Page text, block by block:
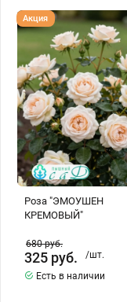
Роза
"ЭМОУШЕН
КРЕМОВЫЙ"
Роза "ЭМОУШЕН
КРЕМОВЫЙ"
Акция
680руб.
325 руб.
/шт.
Есть в наличии